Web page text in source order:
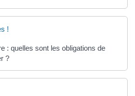
!
: quelles sont les obligations de
?